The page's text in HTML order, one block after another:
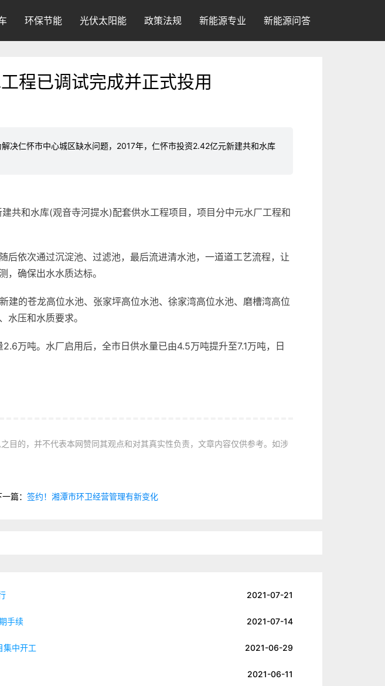
环保节能 光伏太阳能 政策法规 新能源专业 新能源问答
程已调试完成并正式投用
仁怀市中心城区缺水问题，2017年，仁怀市投资2.42亿元新建共和水库
和水库(观音寺河提水)配套供水工程项目，项目分中元水厂工程和
依次通过沉淀池、过滤池，最后流进清水池，一道道工艺流程，让
确保出水水质达标。
的苍龙高位水池、张家坪高位水池、徐家湾高位水池、磨槽湾高位
压和水质要求。
吨。水厂启用后，全市日供水量已由4.5万吨提升至7.1万吨，日
目的，并不代表本网赞同其观点和对其真实性负责，文章内容仅供参考。如涉
篇： 签约！湘潭市环卫经营管理有新变化
2021-07-21
手续 2021-07-14
集中开工 2021-06-29
2021-06-11